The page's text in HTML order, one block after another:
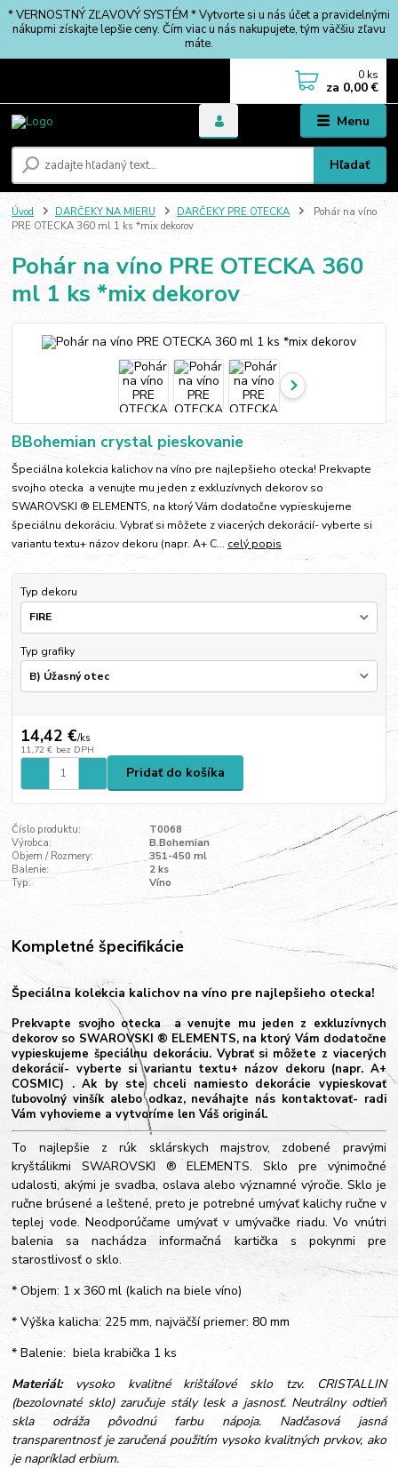
* VERNOSTNÝ ZĽAVOVÝ SYSTÉM * Vytvorte si u nás účet a pravidelnými
nákupmi získajte lepšie ceny. Čím viac u nás nakupujete, tým väčšiu zľavu
máte.
Menu
Hľadať
0 ks
za 0,00 €
Úvod DARČEKY NA MIERU DARČEKY PRE OTECKA
Pohár na víno
PRE OTECKA 360 ml 1 ks *mix dekorov
Pohár na víno PRE OTECKA 360
ml 1 ks *mix dekorov
BBohemian crystal pieskovanie
Špeciálna kolekcia kalichov na víno pre najlepšieho otecka! Prekvapte
svojho otecka a venujte mu jeden z exkluzívnych dekorov so
SWAROVSKI ® ELEMENTS, na ktorý Vám dodatočne vypieskujeme
špeciálnu dekoráciu. Vybrať si môžete z viacerých dekorácií- vyberte si
variantu textu+ názov dekoru (napr. A+ C... celý popis
Typ dekoru
Typ grafiky
14,42 €/ks
11,72 € bez DPH
Pridať do košíka
Číslo produktu:
T0068
Výrobca:
B.Bohemian
Objem / Rozmery:
351-450 ml
Balenie:
2 ks
Typ:
Víno
Kompletné špecifikácie
Špeciálna kolekcia kalichov na víno pre najlepšieho otecka!
Prekvapte svojho otecka a venujte mu jeden z exkluzívnych
dekorov so SWAROVSKI ® ELEMENTS, na ktorý Vám dodatočne
vypieskujeme špeciálnu dekoráciu. Vybrať si môžete z viacerých
dekorácií- vyberte si variantu textu+ názov dekoru (napr. A+
COSMIC) . Ak by ste chceli namiesto dekorácie vypieskovať
ľubovolný vinšík alebo odkaz, neváhajte nás kontaktovať- radi
Vám vyhovieme a vytvoríme len Váš originál.
To najlepšie z rúk sklárskych majstrov, zdobené pravými
kryštálikmi SWAROVSKI ® ELEMENTS. Sklo pre výnimočné
udalosti, akými je svadba, oslava alebo významné výročie. Sklo je
ručne brúsené a leštené, preto je potrebné umývať kalichy ručne v
teplej vode. Neodporúčame umývať v umývačke riadu. Vo vnútri
balenia sa nachádza informačná kartička s pokynmi pre
starostlivosť o sklo.
* Objem: 1 x 360 ml (kalich na biele víno)
* Výška kalicha: 225 mm, najväčší priemer: 80 mm
* Balenie: biela krabička 1 ks
Materiál:
vysoko kvalitné krištáľové sklo tzv. CRISTALLIN
(bezolovnaté sklo) zaručuje stály lesk a jasnosť. Neutrálny odtieň
skla odráža pôvodnú farbu nápoja. Nadčasová jasná
transparentnosť je zaručená použitím vysoko kvalitných prvkov, ako
je napríklad erbium.